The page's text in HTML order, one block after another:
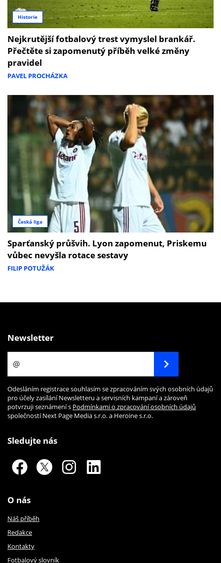
Historie
Nejkrutější fotbalový trest vymyslel brankář.
Přečtěte si zapomenutý příběh velké změny
pravidel
PAVEL PROCHÁZKA
Česká liga
Sparťanský průšvih. Lyon zapomenut, Priskemu
vůbec nevyšla rotace sestavy
FILIP POTUŽÁK
Newsletter
Odesláním registrace souhlasím se zpracováním svých osobních údajů
pro účely zasílání Newsletteru a servisních kampaní a zároveň
potvrzuji seznámení s Podmínkami o zpracování osobních údajů
společností Next Page Media s.r.o. a Heroine s.r.o.
Sledujte nás
O nás
Náš příběh
Redakce
Kontakty
Fotbalový slovník